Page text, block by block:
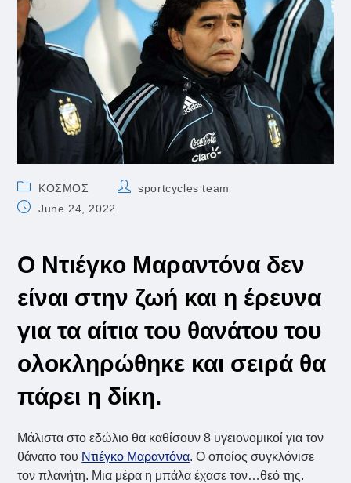
Post
category:
ΚΟΣΜΟΣ
Postsportcycles team
PostJune 24, 2022
Ο Ντιέγκο Μαραντόνα δεν
είναι στην ζωή και η έρευνα
για τα αίτια του θανάτου του
ολοκληρώθηκε και σειρά θα
πάρει η δίκη.
Μάλιστα στο εδώλιο θα καθίσουν 8 υγειονομικοί για τον
θάνατο του Ντιέγκο Μαραντόνα. Ο οποίος συγκλόνισε
τον πλανήτη. Μια μέρα η μπάλα έχασε τον…θεό της.